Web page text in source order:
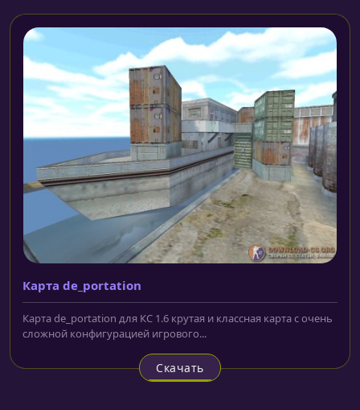
Карта de_portation
Карта de_portation для КС 1.6 крутая и классная карта с очень
сложной конфигурацией игрового...
Скачать